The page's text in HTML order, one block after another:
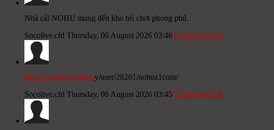
Nhà cái NOHU mang đến kho trò chơi phong phú.
Socolive.cfd Thursday, 06 August 2026 03:46 Comment Link
https://ac.db0.company/user/28261/nohuz1com/
Socolive.cfd Thursday, 06 August 2026 03:45 Comment Link